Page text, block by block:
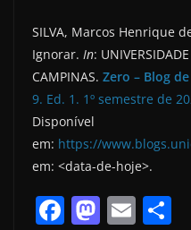
SILVA, Marcos Henrique
Ignorar. In:
CAMPINAS. Zero – Blog
9. Ed. 1. 1º semestre de
Disponível
em: https://
em: <data-de-hoje>.
F M E